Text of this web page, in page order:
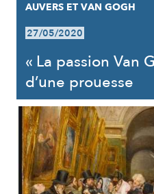
AUVERS ET VAN GOGH
27/05/2020
« La passion Van
d’une prouesse